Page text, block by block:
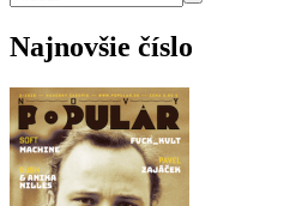
Najnovšie číslo